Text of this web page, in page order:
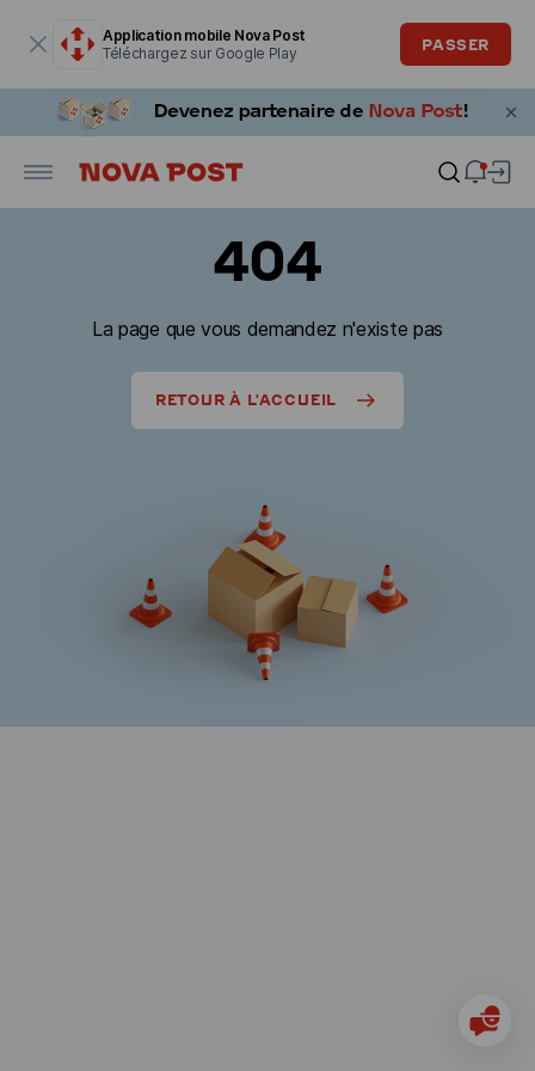
Application mobile Nova Post
Téléchargez sur Google Play
PASSER
404
La page que vous demandez n'existe pas
RETOUR À L'ACCUEIL